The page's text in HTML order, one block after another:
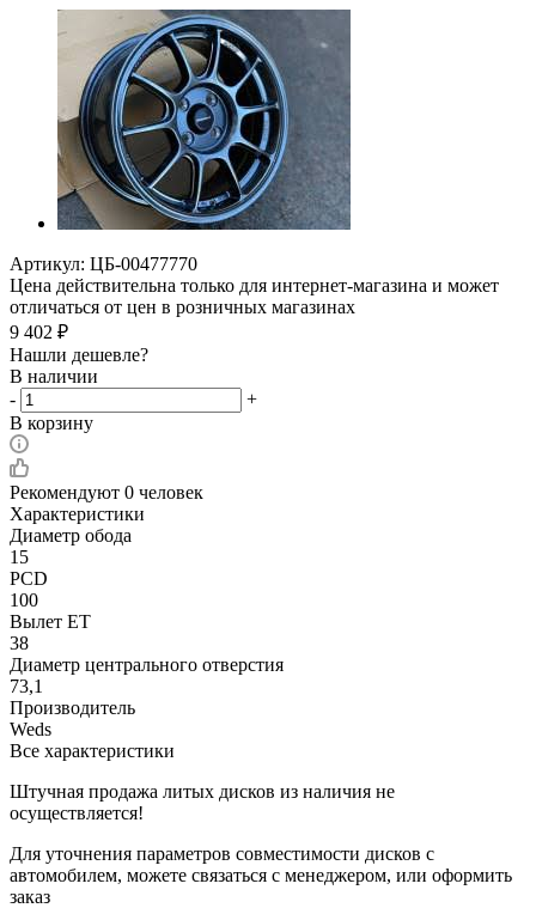
Артикул: ЦБ-00477770
Цена действительна только для интернет-магазина и может
отличаться от цен в розничных магазинах
9 402 ₽
Нашли дешевле?
В наличии
-
+
В корзину
Рекомендуют 0 человек
Характеристики
Диаметр обода
15
PCD
100
Вылет ET
38
Диаметр центрального отверстия
73,1
Производитель
Weds
Все характеристики
Штучная продажа литых дисков из наличия не
осуществляется!
Для уточнения параметров совместимости дисков с
автомобилем, можете связаться с менеджером, или оформить
заказ